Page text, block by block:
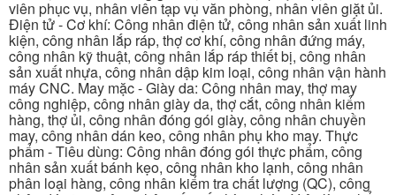
viên phục vụ, nhân viên tạp vụ văn phòng, nhân viên giặt ủi.
Điện tử - Cơ khí: Công nhân điện tử, công nhân sản xuất linh
kiện, công nhân lắp ráp, thợ cơ khí, công nhân đứng máy,
công nhân kỹ thuật, công nhân lắp ráp thiết bị, công nhân
sản xuất nhựa, công nhân dập kim loại, công nhân vận hành
máy CNC. May mặc - Giày da: Công nhân may, thợ may
công nghiệp, công nhân giày da, thợ cắt, công nhân kiểm
hàng, thợ ủi, công nhân đóng gói giày, công nhân chuyền
may, công nhân dán keo, công nhân phụ kho may. Thực
phẩm - Tiêu dùng: Công nhân đóng gói thực phẩm, công
nhân sản xuất bánh kẹo, công nhân kho lạnh, công nhân
phân loại hàng, công nhân kiểm tra chất lượng (QC), công